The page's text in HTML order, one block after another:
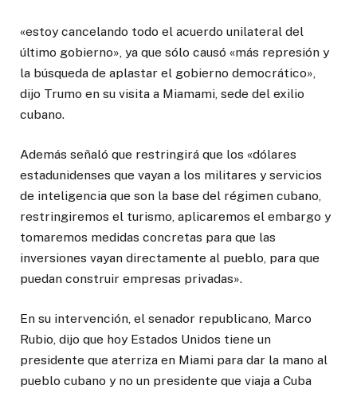
«estoy cancelando todo el acuerdo unilateral del
último gobierno», ya que sólo causó «más represión y
la búsqueda de aplastar el gobierno democrático»,
dijo Trumo en su visita a Miamami, sede del exilio
cubano.
Además señaló que restringirá que los «dólares
estadunidenses que vayan a los militares y servicios
de inteligencia que son la base del régimen cubano,
restringiremos el turismo, aplicaremos el embargo y
tomaremos medidas concretas para que las
inversiones vayan directamente al pueblo, para que
puedan construir empresas privadas».
En su intervención, el senador republicano, Marco
Rubio, dijo que hoy Estados Unidos tiene un
presidente que aterriza en Miami para dar la mano al
pueblo cubano y no un presidente que viaja a Cuba